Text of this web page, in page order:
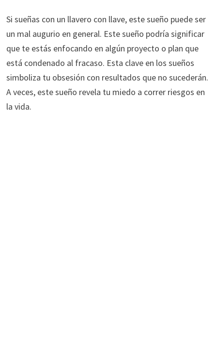
Si sueñas con un llavero con llave, este sueño puede ser
un mal augurio en general. Este sueño podría significar
que te estás enfocando en algún proyecto o plan que
está condenado al fracaso. Esta clave en los sueños
simboliza tu obsesión con resultados que no sucederán.
A veces, este sueño revela tu miedo a correr riesgos en
la vida.